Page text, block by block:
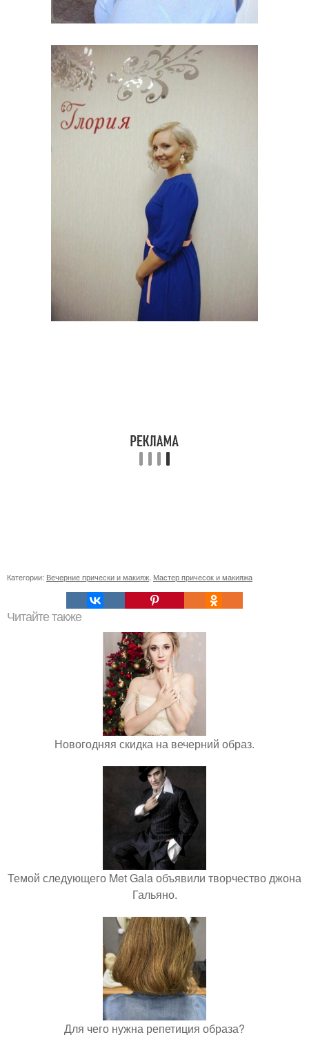
Категории: Вечерние прически и макияж Мастер причесок и макияжа
Читайте также
Новогодняя скидка на вечерний образ.
Темой следующего Met Gala объявили творчество джона
Гальяно.
Для чего нужна репетиция образа?